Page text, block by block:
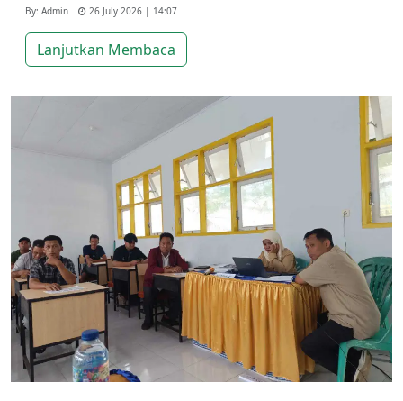
By: Admin 26 July 2026 | 14:07
Lanjutkan Membaca